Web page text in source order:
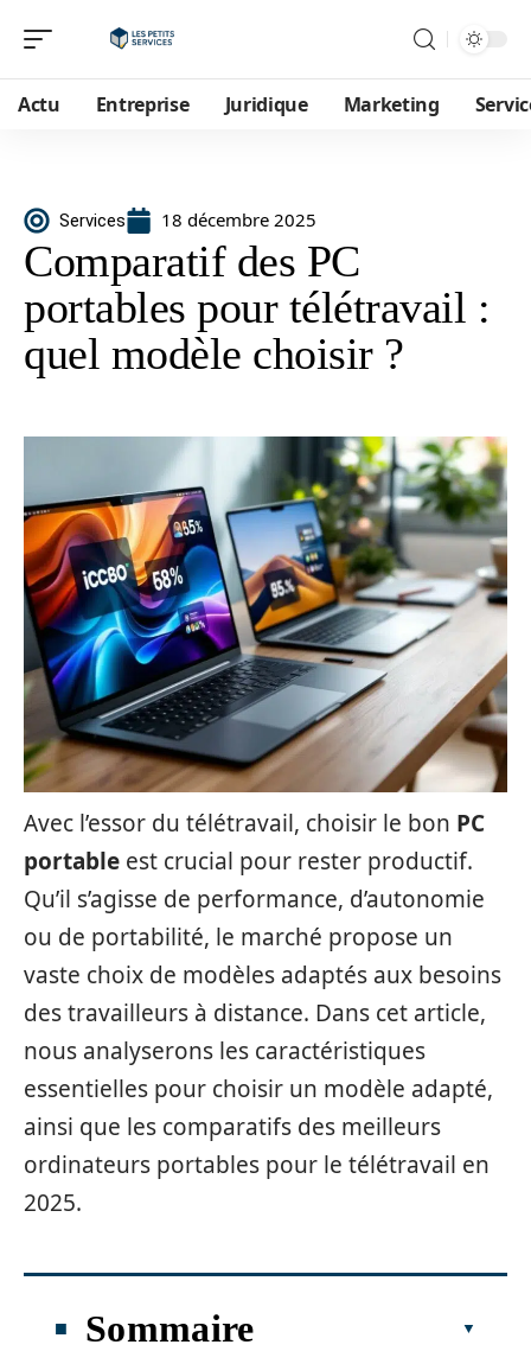
Actu Entreprise Juridique Marketing
Services 18 décembre 2025
Comparatif des PC
portables pour télétravail :
quel modèle choisir ?
Avec l’essor du télétravail, choisir le bon PC
portable est crucial pour rester productif.
Qu’il s’agisse de performance, d’autonomie
ou de portabilité, le marché propose un
vaste choix de modèles adaptés aux besoins
des travailleurs à distance. Dans cet article,
nous analyserons les caractéristiques
essentielles pour choisir un modèle adapté,
ainsi que les comparatifs des meilleurs
ordinateurs portables pour le télétravail en
2025.
Sommaire